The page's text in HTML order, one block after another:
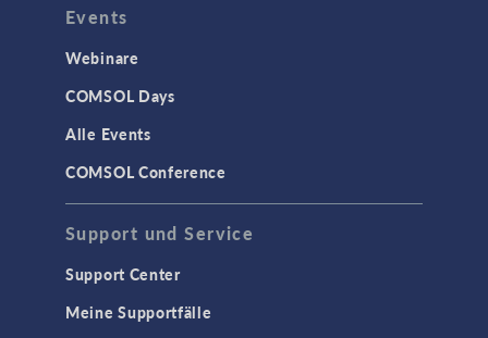
Events
Webinare
COMSOL Days
Alle Events
COMSOL Conference
Support und Service
Support Center
Meine Supportfälle